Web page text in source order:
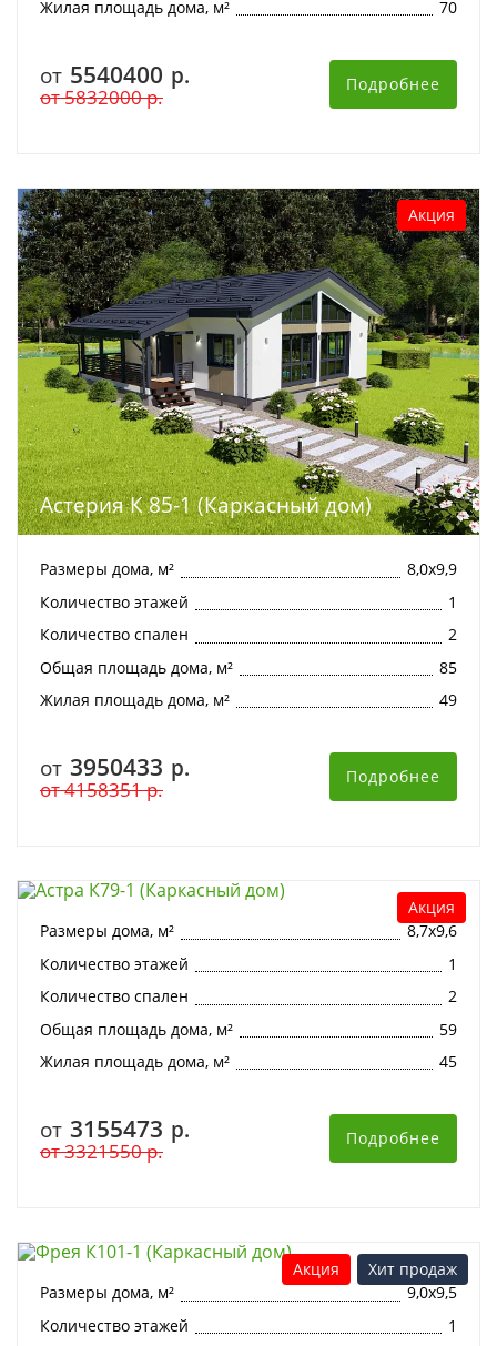
Жилая площадь дома, м² 70
от 5540400 р.
от5832000р. Подробнее
Астерия К 85-1 (Каркасный дом)
Акция
Размеры дома, м²
8,0х9,9
Количество этажей
1
Количество спален
2
Общая площадь дома, м²
85
Жилая площадь дома, м²
49
от 3950433 р.
от4158351р. Подробнее
Акция
Размеры дома, м²
8,7х9,6
Количество этажей
1
Количество спален
2
Общая площадь дома, м²
59
Жилая площадь дома, м²
45
от 3155473 р.
от3321550р. Подробнее
Акция
Хит продаж
Размеры дома, м²
9,0х9,5
Количество этажей
1